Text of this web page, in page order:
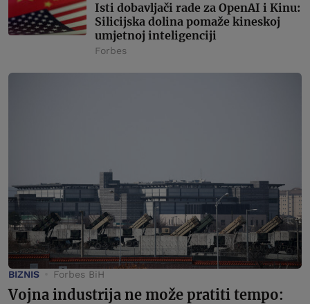
Isti dobavljači rade za OpenAI i Kinu:
Silicijska dolina pomaže kineskoj
umjetnoj inteligenciji
Forbes
BIZNIS Forbes BiH
Vojna industrija ne može pratiti tempo: